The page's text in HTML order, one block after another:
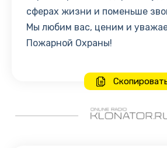
сферах жизни и поменьше
Мы любим вас, ценим и
Пожарной Охраны!